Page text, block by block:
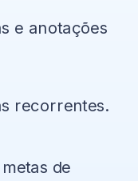
e anotações
recorrentes.
de